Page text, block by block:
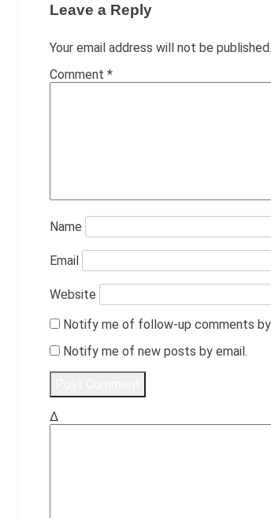
Leave a Reply
Your email address will not be published.
Comment *
Name
Email
Website
Notify me of follow-up comments by
Notify me of new posts by email.
Δ